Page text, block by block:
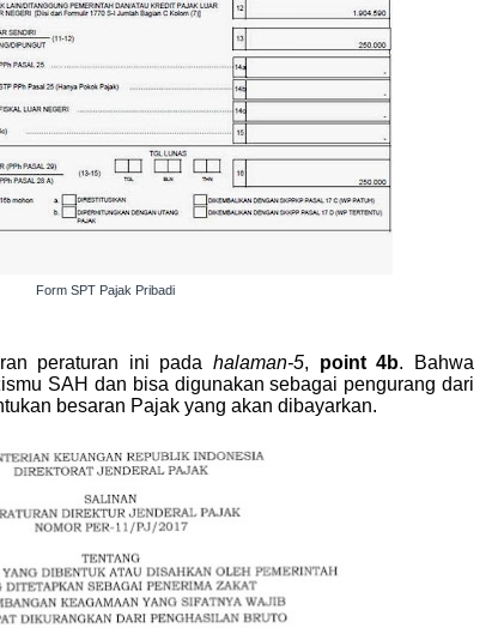
Form SPT Pajak Pribadi
peraturan ini padahalaman-5, point 4b. Bahwa
SAH dan bisa digunakan sebagai pengurang dari
besaran Pajak yang akan dibayarkan.